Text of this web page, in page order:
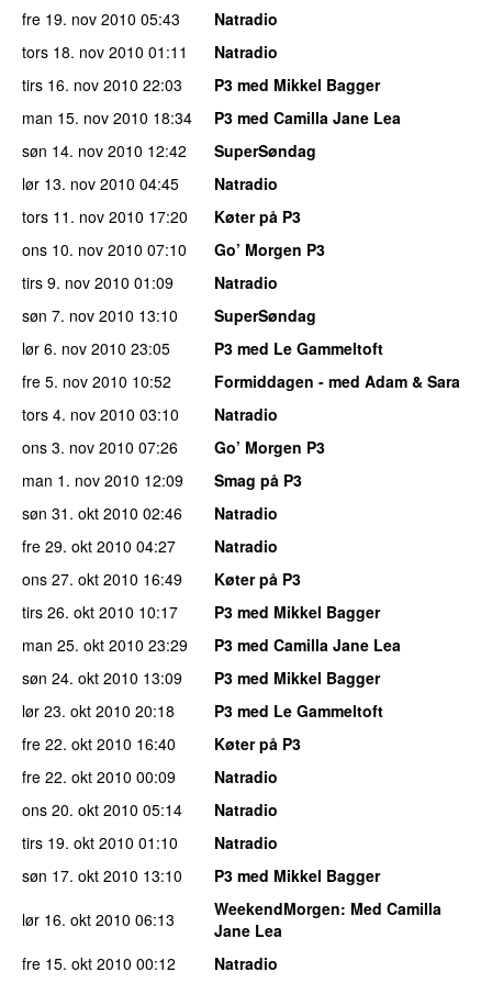
fre 19. nov 2010 05:43
Natradio
tors 18. nov 2010 01:11
Natradio
tirs 16. nov 2010 22:03
P3 med Mikkel Bagger
man 15. nov 2010 18:34
P3 med Camilla Jane Lea
søn 14. nov 2010 12:42
SuperSøndag
lør 13. nov 2010 04:45
Natradio
tors 11. nov 2010 17:20
Køter på P3
ons 10. nov 2010 07:10
Go’ Morgen P3
tirs 9. nov 2010 01:09
Natradio
søn 7. nov 2010 13:10
SuperSøndag
lør 6. nov 2010 23:05
P3 med Le Gammeltoft
fre 5. nov 2010 10:52
Formiddagen - med Adam & Sara
tors 4. nov 2010 03:10
Natradio
ons 3. nov 2010 07:26
Go’ Morgen P3
man 1. nov 2010 12:09
Smag på P3
søn 31. okt 2010 02:46
Natradio
fre 29. okt 2010 04:27
Natradio
ons 27. okt 2010 16:49
Køter på P3
tirs 26. okt 2010 10:17
P3 med Mikkel Bagger
man 25. okt 2010 23:29
P3 med Camilla Jane Lea
søn 24. okt 2010 13:09
P3 med Mikkel Bagger
lør 23. okt 2010 20:18
P3 med Le Gammeltoft
fre 22. okt 2010 16:40
Køter på P3
fre 22. okt 2010 00:09
Natradio
ons 20. okt 2010 05:14
Natradio
tirs 19. okt 2010 01:10
Natradio
søn 17. okt 2010 13:10
P3 med Mikkel Bagger
lør 16. okt 2010 06:13 WeekendMorgen: Med Camilla
Jane Lea
fre 15. okt 2010 00:12
Natradio